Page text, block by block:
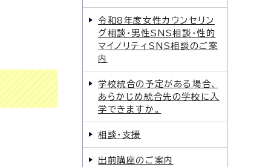
令和8年度女性カウンセリン
グ相談・男性SNS相談・性的
マイノリティSNS相談のご案
内
学校統合の予定がある場合、
あらかじめ統合先の学校に入
学できますか。
相談・支援
出前講座のご案内